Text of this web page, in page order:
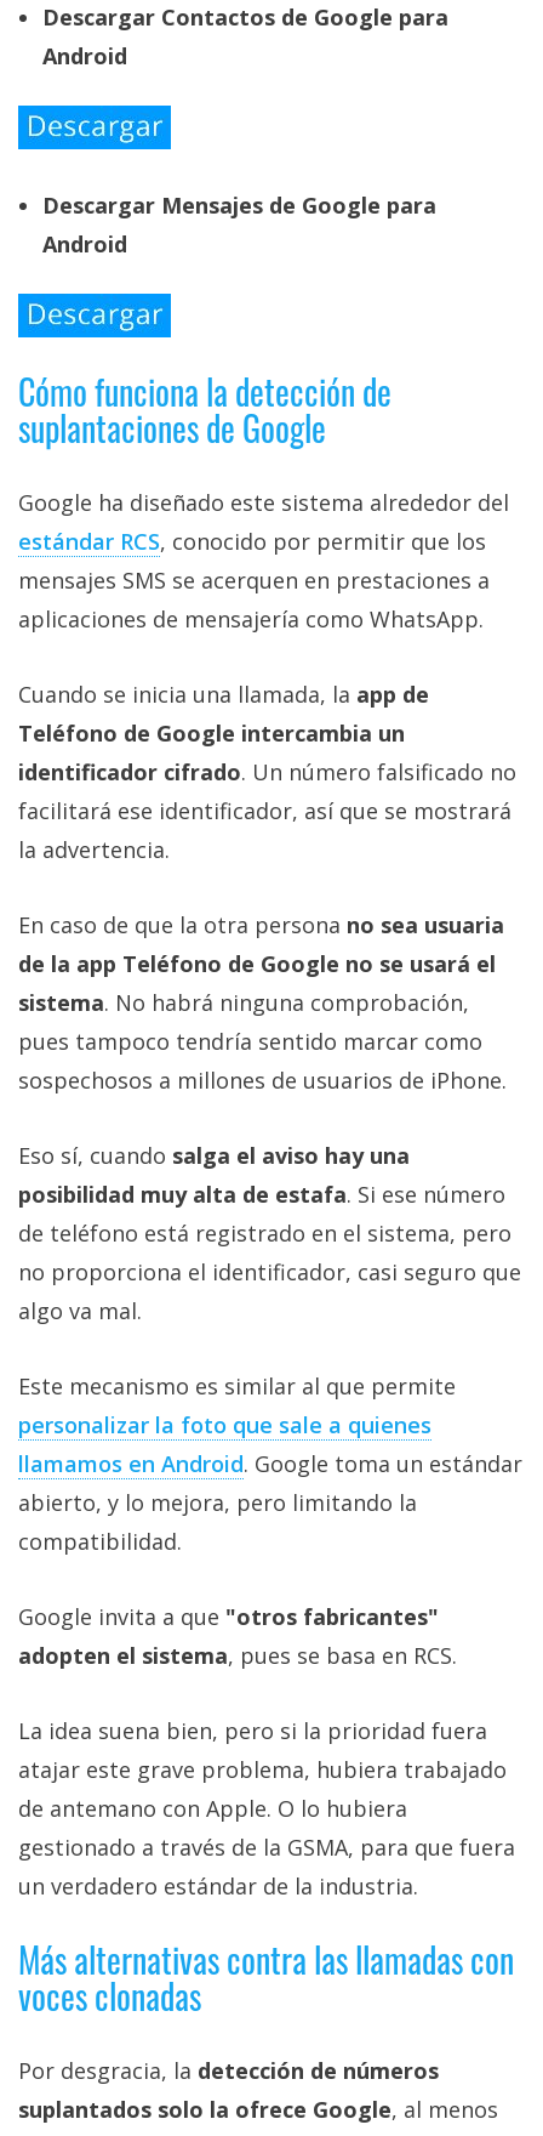
Descargar Contactos de Google para
Android
Descargar Mensajes de Google para
Android
Cómo funciona la detección de
suplantaciones de Google
Google ha diseñado este sistema alrededor del
estándar RCS‎, conocido por permitir que los
mensajes SMS se acerquen en prestaciones a
aplicaciones de mensajería como WhatsApp.
Cuando se inicia una llamada, la app de
Teléfono de Google intercambia un
identificador cifrado. Un número falsificado no
facilitará ese identificador, así que se mostrará
la advertencia.
En caso de que la otra persona no sea usuaria
de la app Teléfono de Google no se usará el
sistema. No habrá ninguna comprobación,
pues tampoco tendría sentido marcar como
sospechosos a millones de usuarios de iPhone.
Eso sí, cuando salga el aviso hay una
posibilidad muy alta de estafa. Si ese número
de teléfono está registrado en el sistema, pero
no proporciona el identificador, casi seguro que
algo va mal.
Este mecanismo es similar al que permite
personalizar la foto que sale a quienes
llamamos en Android. Google toma un estándar
abierto, y lo mejora, pero limitando la
compatibilidad.
Google invita a que "otros fabricantes"
adopten el sistema, pues se basa en RCS.
La idea suena bien, pero si la prioridad fuera
atajar este grave problema, hubiera trabajado
de antemano con Apple. O lo hubiera
gestionado a través de la GSMA, para que fuera
un verdadero estándar de la industria.
Más alternativas contra las llamadas con
voces clonadas
Por desgracia, la detección de números
suplantados solo la ofrece Google, al menos